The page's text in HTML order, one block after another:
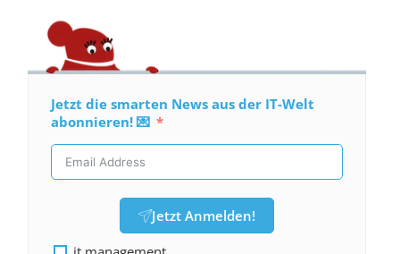
Jetzt die smarten News aus der IT-Welt
abonnieren! 💌
Jetzt Anmelden!